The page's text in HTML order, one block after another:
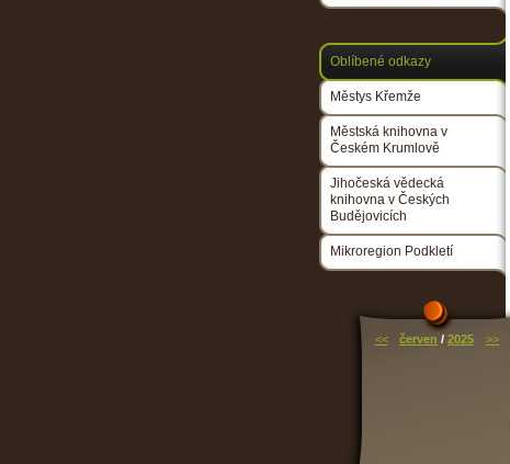
Oblíbené odkazy
Městys Křemže
Městská knihovna v
Českém Krumlově
Jihočeská vědecká
knihovna v Českých
Budějovicích
Mikroregion Podkletí
<< červen / 2025 >>